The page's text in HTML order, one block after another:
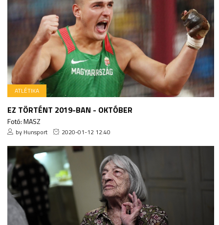
ATLÉTIKA
EZ TÖRTÉNT 2019-BAN - OKTÓBER
Fotó: MASZ
by Hunsport 2020-01-12 12:40